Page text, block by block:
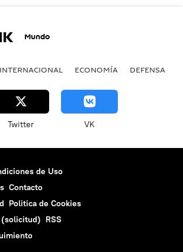
Mundo
INTERNACIONAL ECONOMÍA DEFENSA
Twitter VK
de Uso
Contacto
Politica de Cookies
(solicitud) RSS